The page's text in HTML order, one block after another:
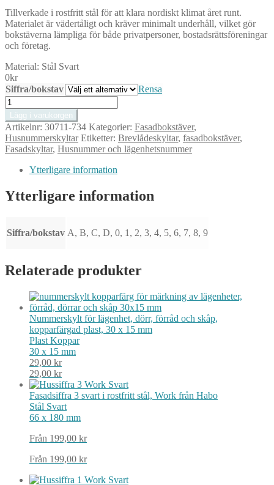
Tillverkade i rostfritt stål för att klara nordiskt klimat året runt.
Materialet är vädertåligt och kräver minimalt underhåll, vilket gör
bokstäverna lämpliga för både privatpersoner, bostadsrättsföreningar
och företag.
Material: Stål Svart
0kr
Siffra/bokstav
Rensa
Svart
Självhäftande
Bokstav
C
i
Rostfritt
För
Brevlåda,
Fasad
Lägg i varukorgen
Artikelnr: 30711-734 Kategorier: Fasadbokstäver,
Husnummerskyltar Etiketter: Brevlådeskyltar, fasadbokstäver,
Fasadskyltar, Husnummer och lägenhetsnummer
Ytterligare information
Ytterligare information
Siffra/bokstav A, B, C, D, 0, 1, 2, 3, 4, 5, 6, 7, 8, 9
Relaterade produkter
Nummerskylt för lägenhet, dörr, förråd och skåp,
kopparfärgad plast, 30 x 15 mm
Plast Koppar
30 x 15 mm
29,00 kr
29,00 kr
Fasadsiffra 3 svart i rostfritt stål, Work från Habo
Stål Svart
66 x 180 mm
Från 199,00 kr
Från 199,00 kr